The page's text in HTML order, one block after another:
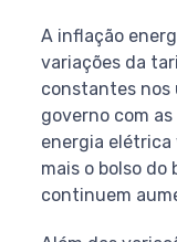
A inflação
variações da
constantes nos
governo com
energia elétrica
mais o bolso do
continuem